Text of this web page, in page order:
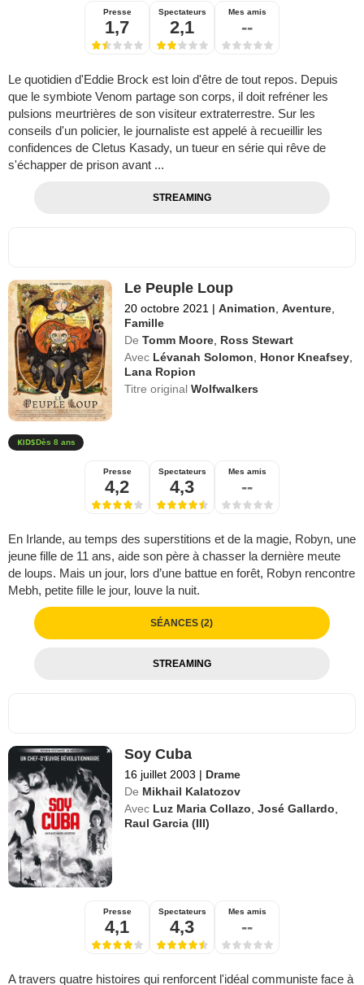
Presse
1,7
Spectateurs
2,1
Mes amis
--
Le quotidien d'Eddie Brock est loin d'être de tout repos. Depuis
que le symbiote Venom partage son corps, il doit refréner les
pulsions meurtrières de son visiteur extraterrestre. Sur les
conseils d'un policier, le journaliste est appelé à recueillir les
confidences de Cletus Kasady, un tueur en série qui rêve de
s'échapper de prison avant ...
STREAMING
Le Peuple Loup
20 octobre 2021 | Animation ,Aventure
Famille
De Tomm Moore Ross Stewart
Avec Lévanah Solomon Honor Kneafsey
Lana Ropion
Titre originalWolfwalkers
Dès 8 ans
Presse
4,2
Spectateurs
4,3
Mes amis
--
En Irlande, au temps des superstitions et de la magie, Robyn, une
jeune fille de 11 ans, aide son père à chasser la dernière meute
de loups. Mais un jour, lors d’une battue en forêt, Robyn rencontre
Mebh, petite fille le jour, louve la nuit.
SÉANCES (2)
STREAMING
Soy Cuba
16 juillet 2003 | Drame
De Mikhail Kalatozov
Avec Luz Maria Collazo ,José Gallardo
Raul Garcia (III)
Presse
4,1
Spectateurs
4,3
Mes amis
--
A travers quatre histoires qui renforcent l'idéal communiste face à